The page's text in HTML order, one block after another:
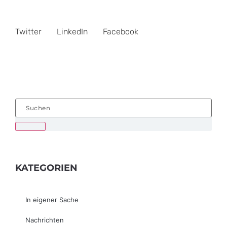
Twitter LinkedIn Facebook
KATEGORIEN
In eigener Sache
Nachrichten